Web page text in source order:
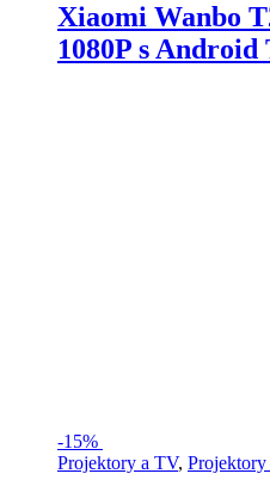
Xiaomi Wanbo
1080P s Android
-15%
Projektory a TV,